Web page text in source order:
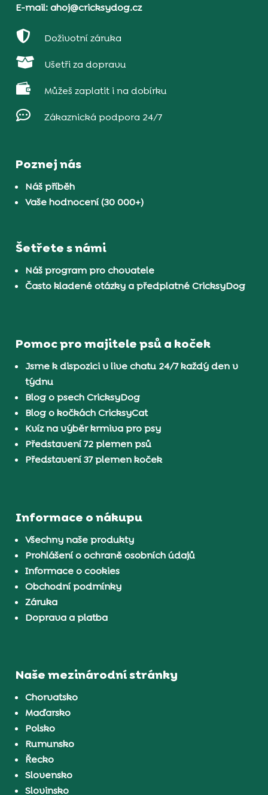
E-mail: ahoj@cricksydog.cz
 Doživotní záruka
 Ušetři za dopravu
 Můžeš zaplatit i na dobírku
 Zákaznická podpora 24/7
Poznej nás
Náš příběh
Vaše hodnocení (30 000+)
Šetřete s námi
Náš program pro chovatele
Často kladené otázky a předplatné CricksyDog
Pomoc pro majitele psů a koček
Jsme k dispozici v live chatu 24/7 každý den v
týdnu
Blog o psech CricksyDog
Blog o kočkách CricksyCat
Kvíz na výběr krmiva pro psy
Představení 72 plemen psů
Představení 37 plemen koček
Informace o nákupu
Všechny naše produkty
Prohlášení o ochraně osobních údajů
Informace o cookies
Obchodní podmínky
Záruka
Doprava a platba
Naše mezinárodní stránky
Chorvatsko
Maďarsko
Polsko
Rumunsko
Řecko
Slovensko
Slovinsko